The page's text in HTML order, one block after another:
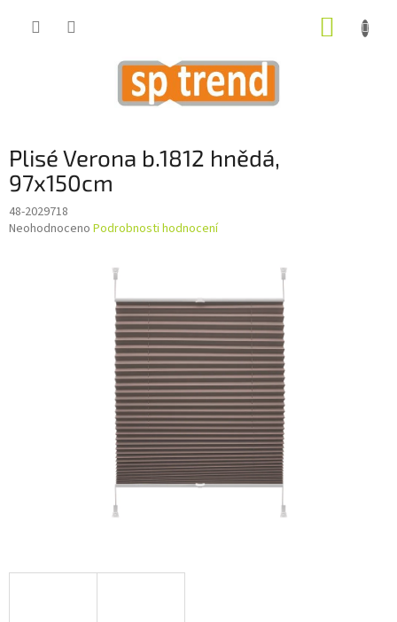
Plisé Verona b.1812 hnědá,
97x150cm
48-2029718
Průměrné
Neohodnoceno Podrobnosti hodnocení